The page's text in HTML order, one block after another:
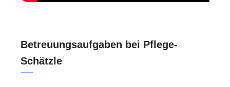
Betreuungsaufgaben bei Pflege-
Schätzle